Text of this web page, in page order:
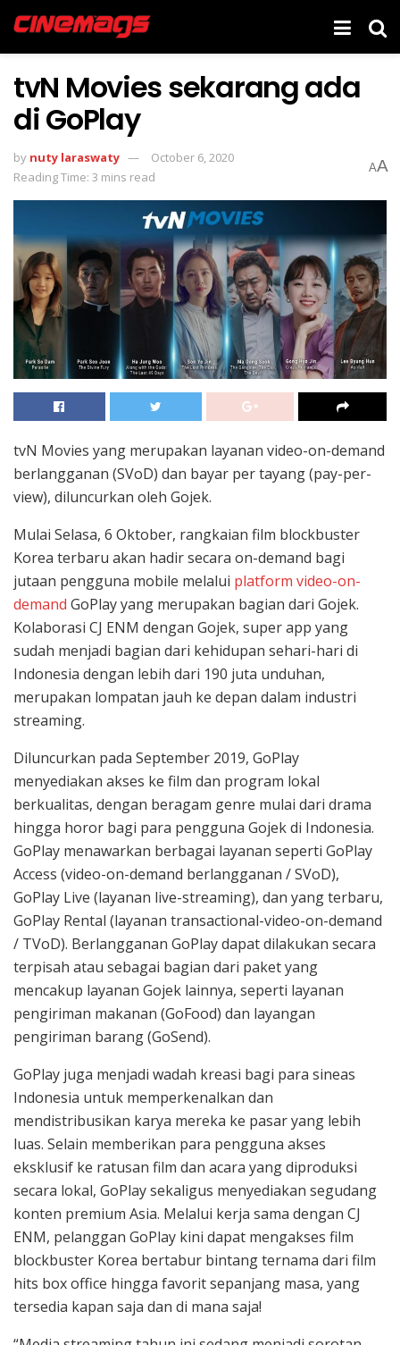
tvN Movies sekarang ada
di GoPlay
by nuty laraswaty
October 6, 2020
Reading Time: 3 mins read
AA
tvN Movies yang merupakan layanan video-on-demand
berlangganan (SVoD) dan bayar per tayang (pay-per-
view), diluncurkan oleh Gojek.
Mulai Selasa, 6 Oktober, rangkaian film blockbuster
Korea terbaru akan hadir secara on-demand bagi
jutaan pengguna mobile melalui platform video-on-
demand GoPlay yang merupakan bagian dari Gojek.
Kolaborasi CJ ENM dengan Gojek, super app yang
sudah menjadi bagian dari kehidupan sehari-hari di
Indonesia dengan lebih dari 190 juta unduhan,
merupakan lompatan jauh ke depan dalam industri
streaming.
Diluncurkan pada September 2019, GoPlay
menyediakan akses ke film dan program lokal
berkualitas, dengan beragam genre mulai dari drama
hingga horor bagi para pengguna Gojek di Indonesia.
GoPlay menawarkan berbagai layanan seperti GoPlay
Access (video-on-demand berlangganan / SVoD),
GoPlay Live (layanan live-streaming), dan yang terbaru,
GoPlay Rental (layanan transactional-video-on-demand
/ TVoD). Berlangganan GoPlay dapat dilakukan secara
terpisah atau sebagai bagian dari paket yang
mencakup layanan Gojek lainnya, seperti layanan
pengiriman makanan (GoFood) dan layangan
pengiriman barang (GoSend).
GoPlay juga menjadi wadah kreasi bagi para sineas
Indonesia untuk memperkenalkan dan
mendistribusikan karya mereka ke pasar yang lebih
luas. Selain memberikan para pengguna akses
eksklusif ke ratusan film dan acara yang diproduksi
secara lokal, GoPlay sekaligus menyediakan segudang
konten premium Asia. Melalui kerja sama dengan CJ
ENM, pelanggan GoPlay kini dapat mengakses film
blockbuster Korea bertabur bintang ternama dari film
hits box office hingga favorit sepanjang masa, yang
tersedia kapan saja dan di mana saja!